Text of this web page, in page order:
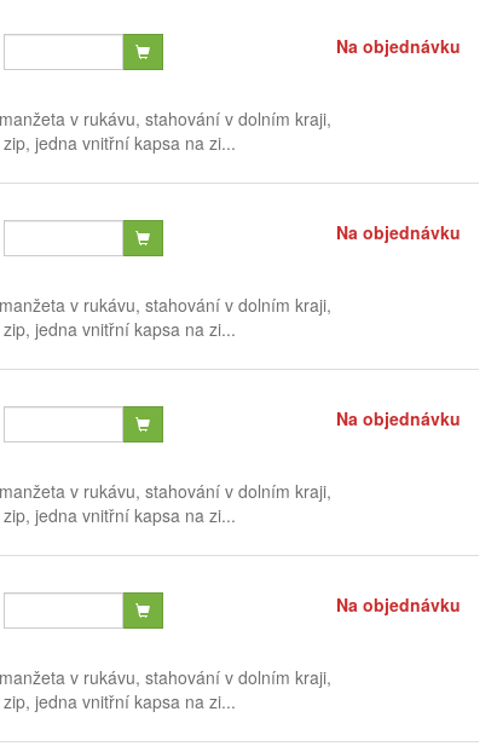
Na objednávku
v rukávu, stahování v dolním kraji,
jedna vnitřní kapsa na zi...
Na objednávku
v rukávu, stahování v dolním kraji,
jedna vnitřní kapsa na zi...
Na objednávku
v rukávu, stahování v dolním kraji,
jedna vnitřní kapsa na zi...
Na objednávku
v rukávu, stahování v dolním kraji,
jedna vnitřní kapsa na zi...